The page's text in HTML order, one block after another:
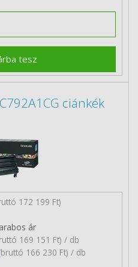
tesz
ciánkék
172 199 Ft)
ár
169 151 Ft) / db
166 230 Ft) / db